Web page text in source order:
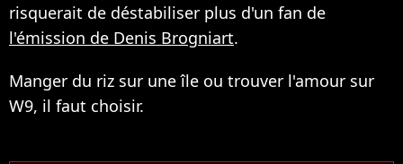
risquerait de déstabiliser plus d'un fan de
l'émission de Denis Brogniart.
Manger du riz sur une île ou trouver l'amour sur
W9, il faut choisir.